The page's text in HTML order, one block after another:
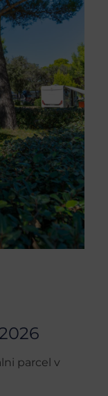
parcel v